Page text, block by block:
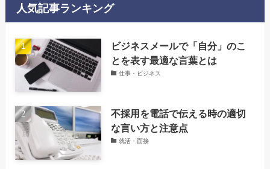
人気記事ランキング
‌ビジネスメールで「自分」のこ
とを表す最適な言葉とは
仕事・ビジネス
不採用を電話で伝える時の適切
な言い方と注意点
就活・面接